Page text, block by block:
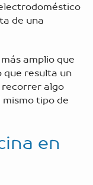
de una
amplio que
que resulta un
recorrer algo
mismo tipo de
en